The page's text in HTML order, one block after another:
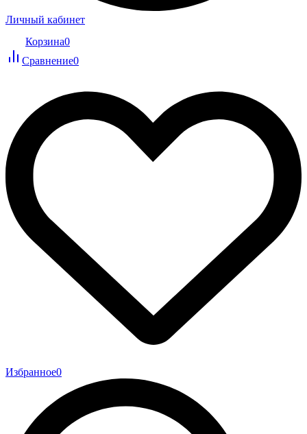
Личный кабинет
Корзина0
Сравнение0
Избранное0